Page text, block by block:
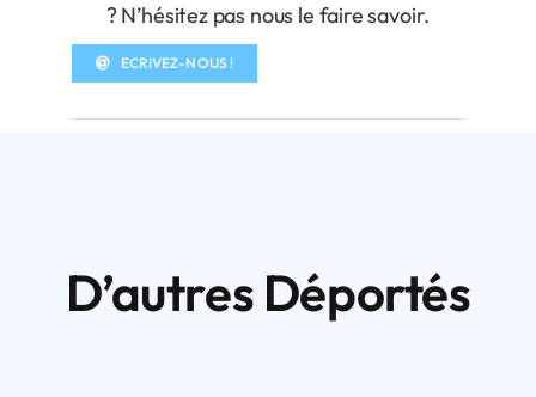
? N’hésitez pas nous le faire savoir.
ECRIVEZ-NOUS !
D’autres Déportés